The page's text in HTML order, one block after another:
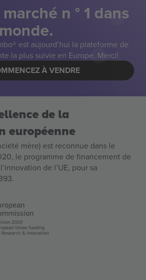
n ° 1 dans
est aujourd’hui la plateforme de
la plus suivie en Europe. Merci!
À VENDRE
de la
européenne
mère) est reconnue dans le
le programme de financement de
de l’UE, pour sa